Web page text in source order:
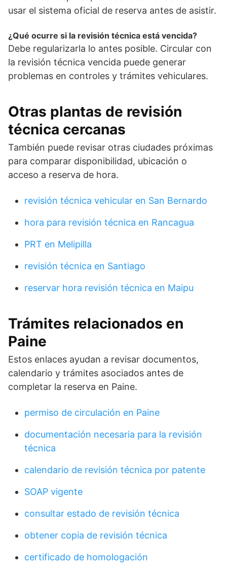
usar el sistema oficial de reserva antes de asistir.
¿Qué ocurre si la revisión técnica está vencida?
Debe regularizarla lo antes posible. Circular con
la revisión técnica vencida puede generar
problemas en controles y trámites vehiculares.
Otras plantas de revisión
técnica cercanas
También puede revisar otras ciudades próximas
para comparar disponibilidad, ubicación o
acceso a reserva de hora.
revisión técnica vehicular en San Bernardo
hora para revisión técnica en Rancagua
PRT en Melipilla
revisión técnica en Santiago
reservar hora revisión técnica en Maipu
Trámites relacionados en
Paine
Estos enlaces ayudan a revisar documentos,
calendario y trámites asociados antes de
completar la reserva en Paine.
permiso de circulación en Paine
documentación necesaria para la revisión
técnica
calendario de revisión técnica por patente
SOAP vigente
consultar estado de revisión técnica
obtener copia de revisión técnica
certificado de homologación